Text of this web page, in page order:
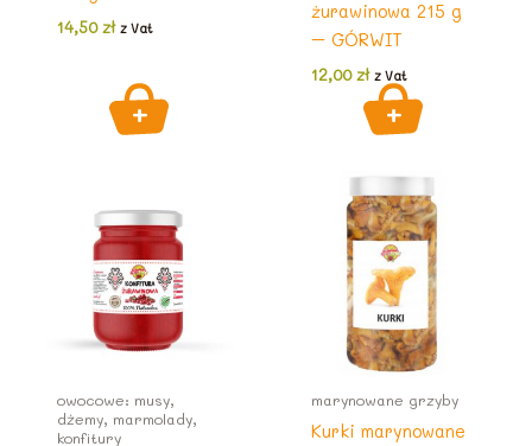
14,50zł z Vat
żurawinowa 215 g
– GÓRWIT
12,00zł z Vat
owocowe: musy,
dżemy, marmolady,
konfitury
marynowane grzyby
Kurki marynowane